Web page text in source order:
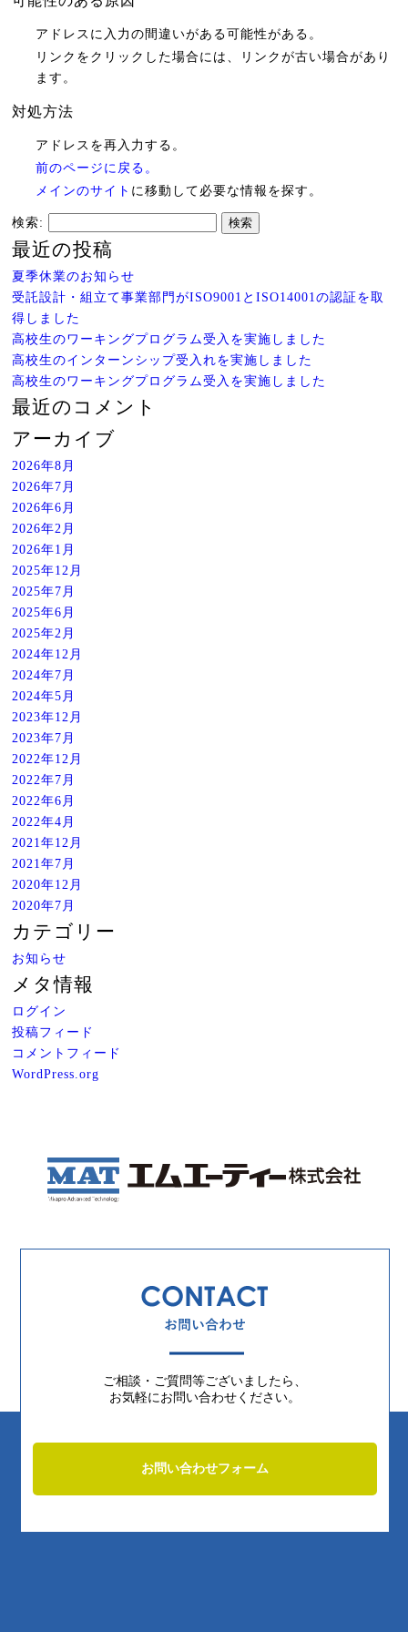
アドレスに入力の間違いがある可能性がある。
リンクをクリックした場合には、リンクが古い場合があり
ます。
対処方法
アドレスを再入力する。
前のページに戻る。
メインのサイト に移動して必要な情報を探す。
検索:
最近の投稿
夏季休業のお知らせ
受託設計・組立て事業部門がISO9001とISO14001の認証を取
得しました
高校生のワーキングプログラム受入を実施しました
高校生のインターンシップ受入れを実施しました
高校生のワーキングプログラム受入を実施しました
最近のコメント
アーカイブ
2026年8月
2026年7月
2026年6月
2026年2月
2026年1月
2025年12月
2025年7月
2025年6月
2025年2月
2024年12月
2024年7月
2024年5月
2023年12月
2023年7月
2022年12月
2022年7月
2022年6月
2022年4月
2021年12月
2021年7月
2020年12月
2020年7月
カテゴリー
お知らせ
メタ情報
ログイン
投稿フィード
コメントフィード
WordPress.org
ご相談・ご質問等ございましたら、
お気軽にお問い合わせください。
お問い合わせフォーム